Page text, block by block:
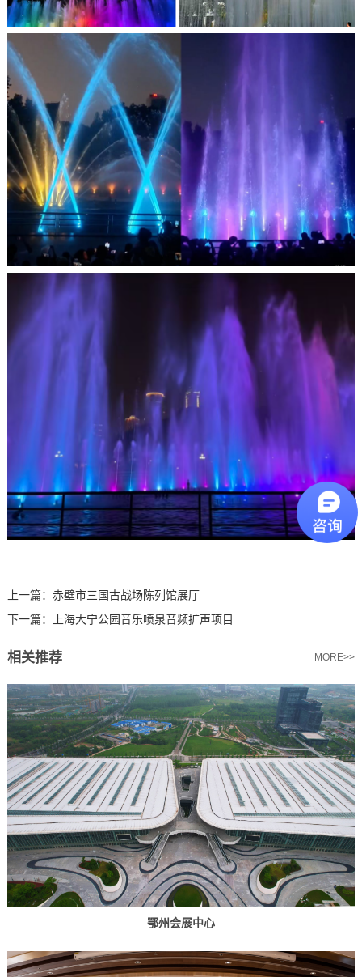
上一篇： 赤壁市三国古战场陈列馆展厅
下一篇：
上海大宁公园音乐喷泉音频扩声项目
相关推荐 MORE>>
鄂州会展中心